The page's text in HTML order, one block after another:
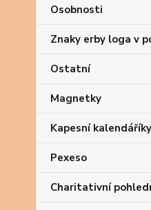
Osobnosti
Znaky erby loga v
Ostatní
Magnetky
Kapesní kalendáříky
Pexeso
Charitativní